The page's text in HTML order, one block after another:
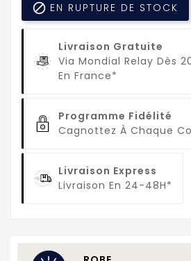
 EN RUPTURE DE STOCK
Livraison Gratuite
Via Mondial Relay Dès
En France*
Programme Fidélité
Cagnottez À Chaque
Livraison Express
Livraison En 24-48H*